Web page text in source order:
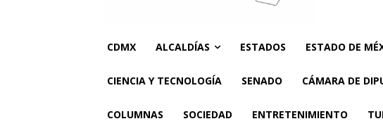
CDMX ALCALDÍAS ESTADOS ESTADO DE
CIENCIA Y TECNOLOGÍA SENADO CÁMARA DE
COLUMNAS SOCIEDAD ENTRETENIMIENTO